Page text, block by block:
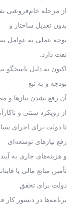
از مرحله خام‌فروشی
بدون تعدیل ساختار و
توجه عملی به عوامل
نفت دارد.
اکنون به دلیل پاسخگو
بودجه و به تبع
آن رفع نشدن نیازها و
از رویکرد سنتی و
تا دولت برای اجرای
رفع نیازهای توسعه‌ای
و هزینه‌های جاری به
تأمین منابع مالی یا
دولت برای تحقق
برنامه‌ها در دستور کار